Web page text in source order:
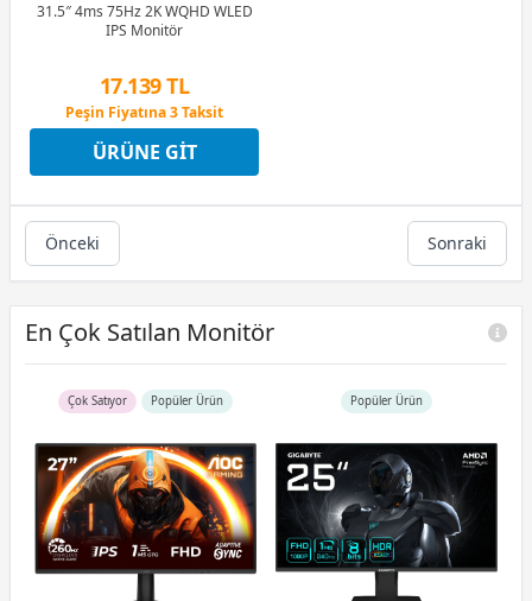
31.5″ 4ms 75Hz 2K WQHD WLED
IPS Monitör
17.139 TL
Peşin Fiyatına 3 Taksit
12 Ay x 2.016 TL taksitle
Peşin Fiyatına 3 Taksit
ÜRÜNE GIT
Önceki Sonraki
En Çok Satılan Monitör
Çok Satıyor Popüler Ürün Popüler Ürün